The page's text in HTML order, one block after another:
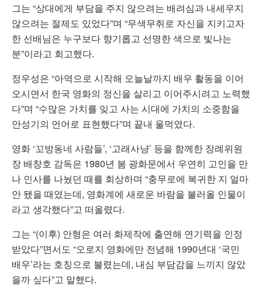
그는 “상대에게 부담을 주지 않으려는 배려심과 내세우지
않으려는 절제도 있었다”며 “무색무취로 자신을 지키고자
한 선배님은 누구보다 향기롭고 선명한 색으로 빛나는
분”이라고 회고했다.
정우성은 “아역으로 시작해 오늘날까지 배우 활동을 이어
오시면서 한국 영화의 정신을 살리고 이어주시려고 노력했
다”며 “수많은 가치를 잊고 사는 시대에 가치의 소중함을
안성기의 언어로 표현했다”며 끝내 울먹였다.
영화 ‘꼬방동네 사람들’, ‘고래사냥’ 등을 함께한 장례위원
장 배창호 감독은 1980년 봄 광화문에서 우연히 고인을 만
나 인사를 나눴던 때를 회상하며 “충무로에 복귀한 지 얼마
안 됐을 때였는데, 영화계에 새로운 바람을 불러올 인물이
라고 생각했다”고 떠올렸다.
그는 “(이후) 안형은 여러 화제작에 출연해 연기력을 인정
받았다”면서도 “오로지 영화에만 전념해 1990년대 ‘국민
배우’라는 호칭으로 불렸는데, 내심 부담감을 느끼지 않았
을까 싶다”고 말했다.